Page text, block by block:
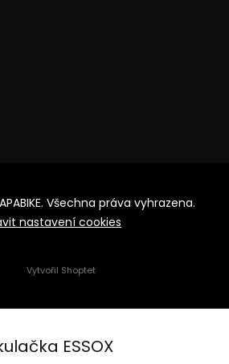
Vytvořil Shoptet
. Všechna práva vyhrazena.
nastavení cookies
ESSOX